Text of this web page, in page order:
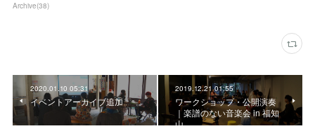
Archive(38)
2020.01.10 05:31
イベントアーカイブ追加
2019.12.21 01:55
ワークショップ・公開演奏
｜楽譜のない音楽会 in 福知
山